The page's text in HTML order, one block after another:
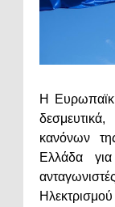
Η
κανόνων
Ελλάδα